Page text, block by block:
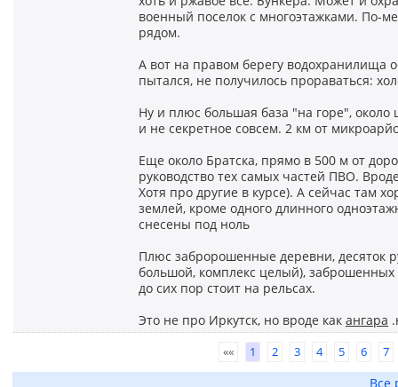
военный поселок с многоэтажками. По-
рядом.
А вот на правом берегу водохранилища
пытался, не получилось прораваться:
Ну и плюс большая база "на горе",
и не секретное совсем. 2 км от
Еще около Братска, прямо в 500 м от
руководство тех самых частей ПВО.
Хотя про другие в курсе). А сейчас там
землей, кроме одного длинного
снесены под ноль
Плюс забророшенные деревни, десяток
большой, комплекс целый), заброшенных
до сих пор стоит на рельсах.
Это не про Иркутск, но вроде как ангара
«« 1 2 3 4 5 6 7
Все